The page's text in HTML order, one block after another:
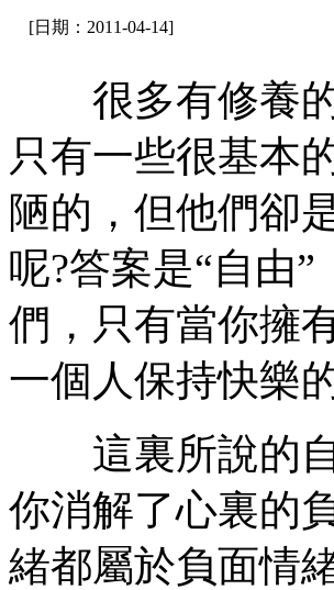
[日期：2011-04-14]
很多有修養的
只有一些很基本
陋的，但他們卻
呢?答案是“自由
們，只有當你擁
一個人保持快樂
這裏所說的自
你消解了心裏的
緒都屬於負面情